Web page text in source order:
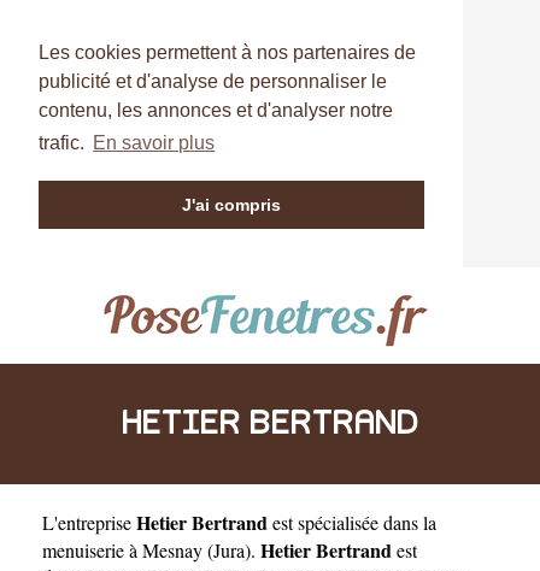
Les cookies permettent à nos partenaires de
publicité et d'analyse de personnaliser le
contenu, les annonces et d'analyser notre
trafic. En savoir plus
J'ai compris
HETIER BERTRAND
L'entrepriseHetier Bertrandestspécialisée dans la
menuiserie à Mesnay(Jura). Hetier Bertrandest